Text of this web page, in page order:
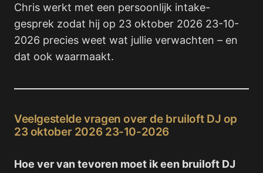
Chris werkt met een persoonlijk intake-
gesprek zodat hij op 23 oktober 2026 23-10-
2026 precies weet wat jullie verwachten – en
dat ook waarmaakt.
Veelgestelde vragen over de bruiloft DJ op
23 oktober 2026 23-10-2026
Hoe ver van tevoren moet ik een bruiloft DJ